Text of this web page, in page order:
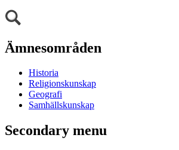
Ämnesområden
Historia
Religionskunskap
Geografi
Samhällskunskap
Secondary menu